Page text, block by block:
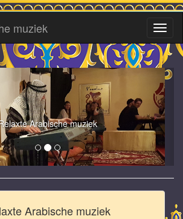
muziek
Arabische muziek
Arabische muziek